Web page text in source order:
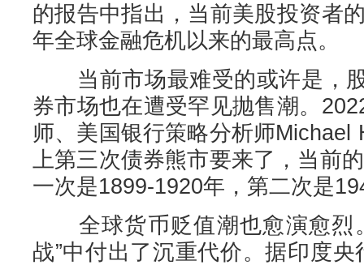
的报告中指出，当前美股投资者
年全球金融危机以来的最高点。
当前市场最难受的或许是，
券市场也在遭受罕见抛售潮。
师、美国银行策略分析师Michael
上第三次债券熊市要来了，当前
一次是1899-1920年，第二次是
全球货币贬值潮也愈演愈烈
战”中付出了沉重代价。据印度